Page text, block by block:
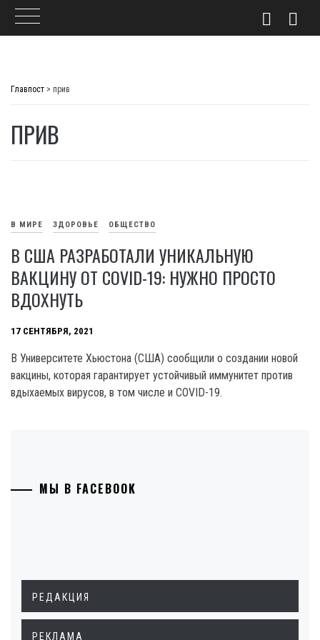
Главпост > прив
ПРИВ
В МИРЕ ЗДОРОВЬЕ ОБЩЕСТВО
В США РАЗРАБОТАЛИ УНИКАЛЬНУЮ
ВАКЦИНУ ОТ COVID-19: НУЖНО ПРОСТО
ВДОХНУТЬ
17 СЕНТЯБРЯ, 2021
В Университете Хьюстона (США) сообщили о создании новой
вакцины, которая гарантирует устойчивый иммунитет против
вдыхаемых вирусов, в том числе и COVID-19.
МЫ В FACEBOOK
РЕДАКЦИЯ
РЕКЛАМА